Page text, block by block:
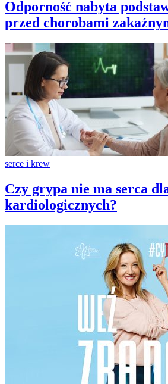
Odporność nabyta
przed chorobami
serce i krew
Czy grypa nie ma serca
kardiologicznych?